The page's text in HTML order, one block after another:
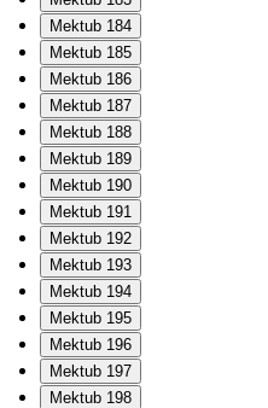
Mektub 184
Mektub 185
Mektub 186
Mektub 187
Mektub 188
Mektub 189
Mektub 190
Mektub 191
Mektub 192
Mektub 193
Mektub 194
Mektub 195
Mektub 196
Mektub 197
Mektub 198